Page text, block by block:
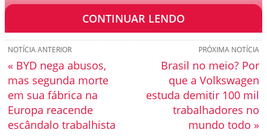
pele e aos olhos em caso de exposição direta.
CONTINUAR LENDO
PRÓXIMA NOTÍCIA
Brasil no meio? Por
que a Volkswagen
estuda demitir 100 mil
trabalhadores no
mundo todo »
NOTÍCIA ANTERIOR
« BYD nega abusos,
mas segunda morte
em sua fábrica na
Europa reacende
escândalo trabalhista